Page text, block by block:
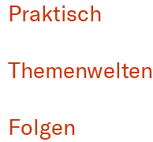
Praktisch
Themenwelten
Folgen